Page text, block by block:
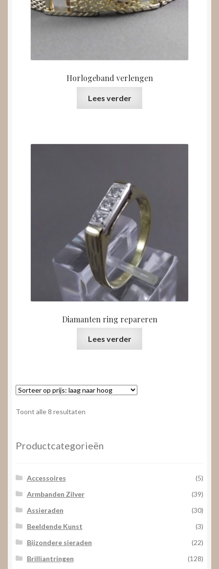
Horlogeband verlengen
Lees verder
Diamanten ring repareren
Lees verder
Toont alle 8 resultaten
laag
Productcategorieën
Accessoires
(5)
Armbanden Zilver
(39)
Assieraden
(30)
Beeldende Kunst
(3)
Bijzondere sieraden
(22)
Brilliantringen
(128)